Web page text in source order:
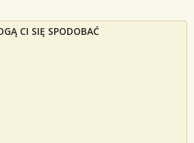
CI SIĘ SPODOBAĆ